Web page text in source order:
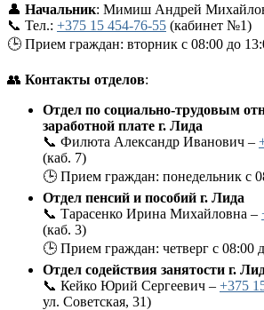
👤 Начальник: Мимиш Андрей
📞 Тел.: +375 15 454-76-55 (кабинет №1)
🕒 Прием граждан: вторник с 08:00 до
👥 Контакты отделов:
Отдел по социально-трудовым
заработной плате г. Лида
📞 Филюта Александр Иванович –
(каб. 7)
🕒 Прием граждан: понедельник с
Отдел пенсий и пособий г. Лида
📞 Тарасенко Ирина Михайловна –
(каб. 3)
🕒 Прием граждан: четверг с 08:00
Отдел содействия занятости г.
📞 Кейко Юрий Сергеевич – +375
ул. Советская, 31)